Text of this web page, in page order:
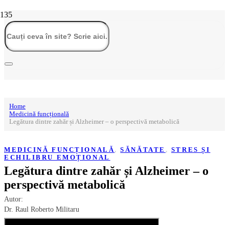
Home
Medicină funcțională
Legătura dintre zahăr și Alzheimer – o perspectivă metabolică
MEDICINĂ FUNCȚIONALĂ,SĂNĂTATE , STRES ȘI
ECHILIBRU EMOȚIONAL
Legătura dintre zahăr și Alzheimer – o
perspectivă metabolică
Autor:
Dr. Raul Roberto Militaru